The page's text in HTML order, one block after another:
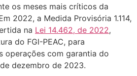
os meses mais críticos da
2022, a Medida Provisória 1.114,
na Lei 14.462, de 2022,
do FGI-PEAC, para
operações com garantia do
dezembro de 2023.